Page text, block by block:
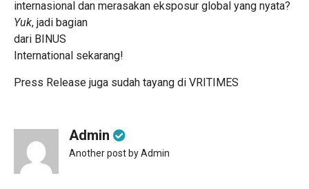
internasional dan merasakan eksposur global yang nyata?
Yuk, jadi bagian
dari BINUS
International sekarang!
Press Release juga sudah tayang di VRITIMES
Admin
Another post by Admin